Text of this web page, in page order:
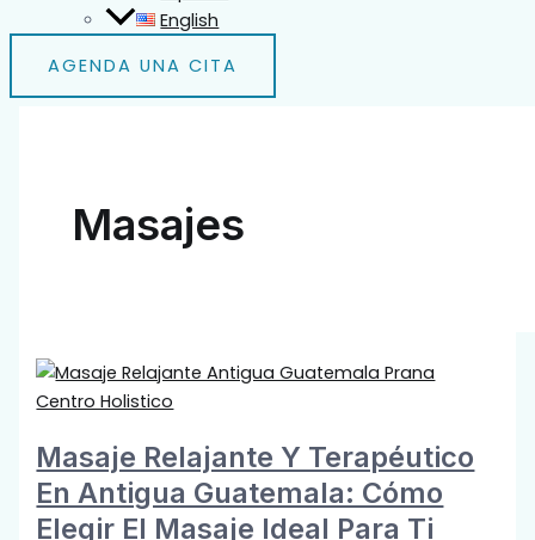
English
AGENDA UNA CITA
Masajes
Masaje Relajante Y Terapéutico
En Antigua Guatemala: Cómo
Elegir El Masaje Ideal Para Ti